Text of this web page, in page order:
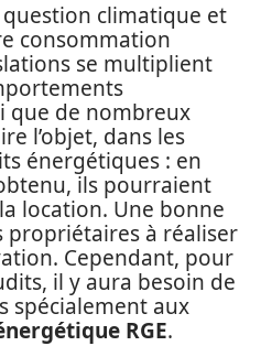
question climatique et
consommation
se multiplient
que de nombreux
l’objet, dans les
énergétiques : en
ils pourraient
location. Une bonne
propriétaires à réaliser
Cependant, pour
il y aura besoin de
spécialement aux
RGE.